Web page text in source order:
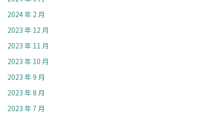
2024 年 2 月
2023 年 12 月
2023 年 11 月
2023 年 10 月
2023 年 9 月
2023 年 8 月
2023 年 7 月